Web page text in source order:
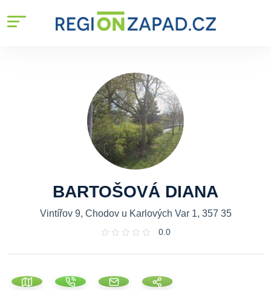
BARTOŠOVÁ DIANA
Vintířov 9, Chodov u Karlových Var 1, 357 35
0.0